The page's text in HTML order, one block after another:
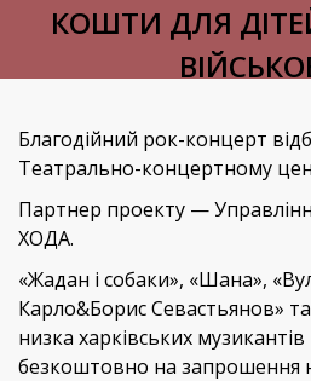
КОШТИ ДЛЯ
Благодійний рок-концерт
Театрально-концертному
Партнер проекту —
ХОДА.
«Жадан і собаки», «Шана»,
Карло&Борис Севастьянов»
низка харківських
безкоштовно на запрошення